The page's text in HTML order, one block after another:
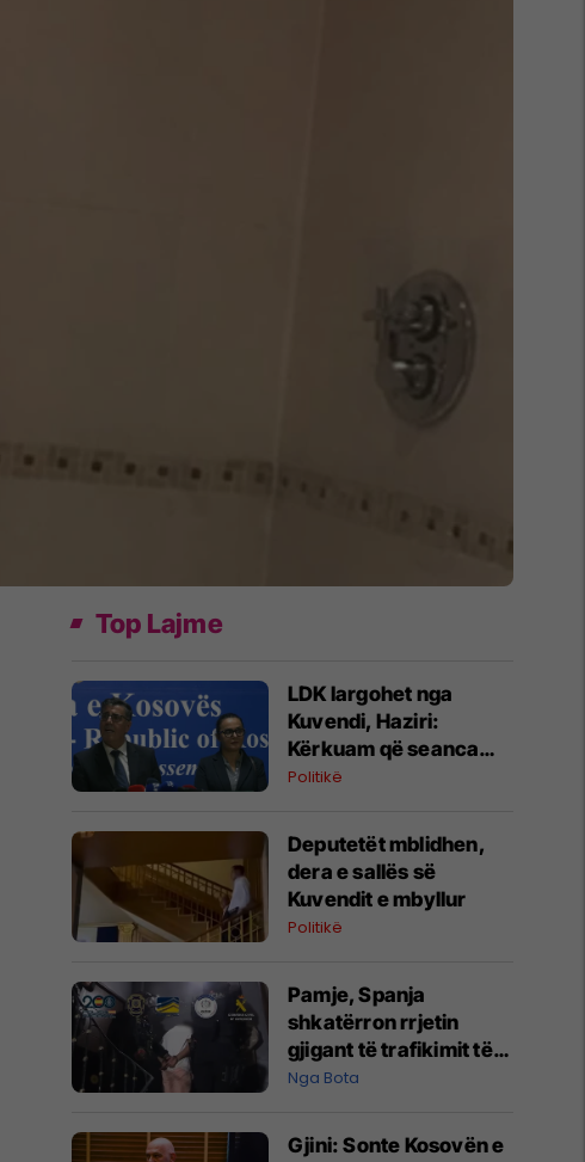
Top Lajme
LDK largohet nga
Kuvendi, Haziri:
Kërkuam që seanca
konstituive të mbahet
Politikë
Deputetët mblidhen,
dera e sallës së
Kuvendit e mbyllur
Politikë
Pamje, Spanja
shkatërron rrjetin
gjigant të trafikimit të
emigrantëve dhe
Nga Bota
Gjini: Sonte Kosovën e